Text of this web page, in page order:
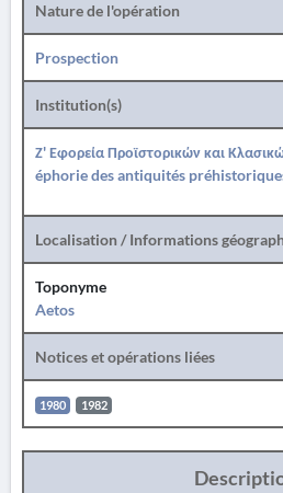
Nature de l'opération
Prospection
Institution(s)
Ζ' Εφορεία Προϊστορικών και
éphorie des antiquités
Localisation / Informations
Toponyme
Aetos
Notices et opérations liées
1980 1982